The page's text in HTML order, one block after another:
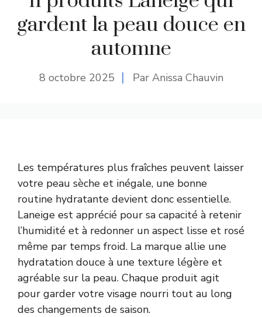
gardent la peau douce en
automne
8 octobre 2025 Par Anissa Chauvin
Les températures plus fraîches peuvent laisser
votre peau sèche et inégale, une bonne
routine hydratante devient donc essentielle.
Laneige est apprécié pour sa capacité à retenir
l’humidité et à redonner un aspect lisse et rosé
même par temps froid. La marque allie une
hydratation douce à une texture légère et
agréable sur la peau. Chaque produit agit
pour garder votre visage nourri tout au long
des changements de saison.